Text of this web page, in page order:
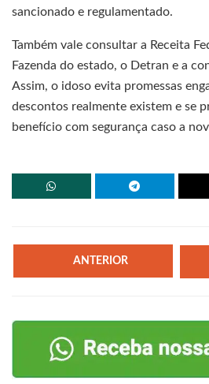
sancionado e regulamentado.
Também vale consultar a Receita
Fazenda do estado, o Detran e a
Assim, o idoso evita promessas
descontos realmente existem e se
benefício com segurança caso a
ANTERIOR